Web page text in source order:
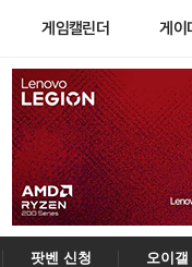
게임캘린더 게이
팟벤 신청 오이갤